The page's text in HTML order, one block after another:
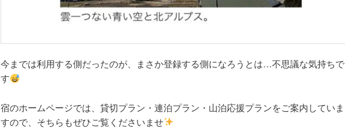
今までは利用する側だったのが、まさか登録する側になろうとは…不思議な気持ちで
す
宿のホームページでは、貸切プラン・連泊プラン・山泊応援プランをご案内していま
すので、そちらもぜひご覧くださいませ